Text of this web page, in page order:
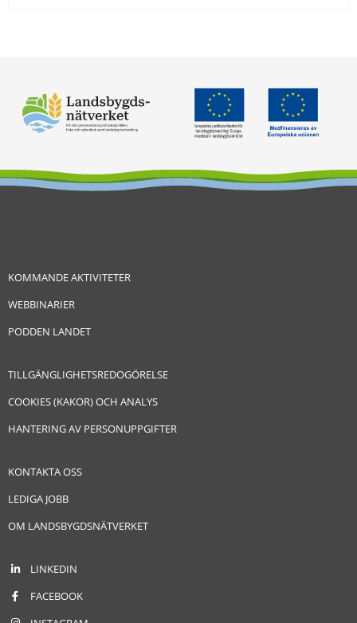
KOMMANDE AKTIVITETER
WEBBINARIER
PODDEN LANDET
TILLGÄNGLIGHETSREDOGÖRELSE
COOKIES (KAKOR) OCH ANALYS
HANTERING AV PERSONUPPGIFTER
KONTAKTA OSS
LEDIGA JOBB
OM LANDSBYGDSNÄTVERKET
LINKEDIN
FACEBOOK